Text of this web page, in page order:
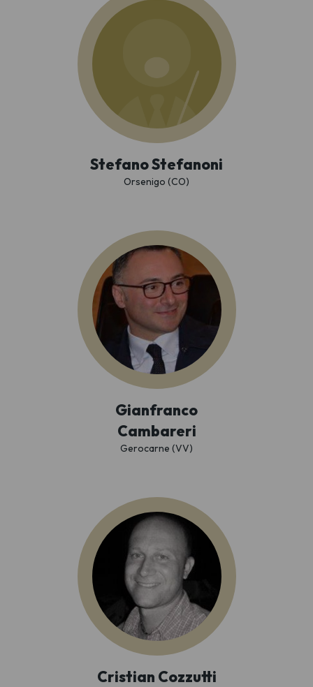
Stefano Stefanoni
Orsenigo (CO)
Gianfranco
Cambareri
Gerocarne (VV)
Cristian Cozzutti